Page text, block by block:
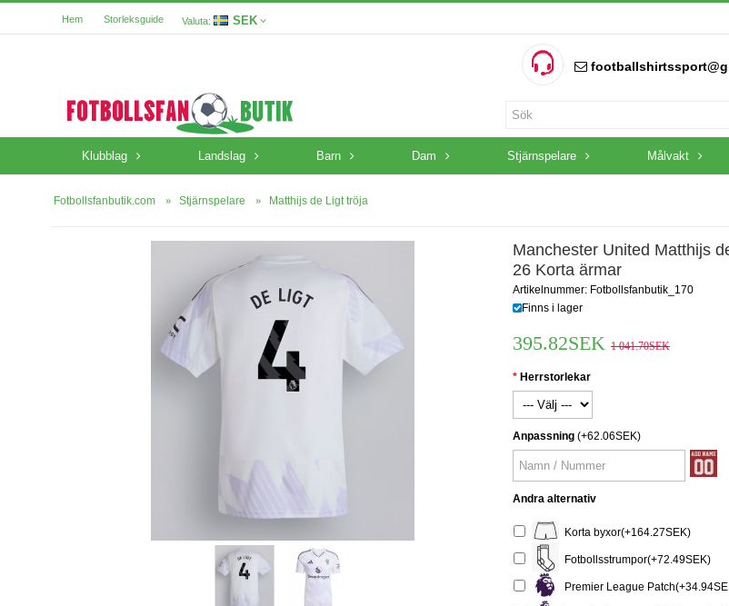
Hem Storleksguide Valuta: SEK
Klubblag Landslag Barn Dam Stjärnspelare Målvakt
Fotbollsfanbutik.com Stjärnspelare Matthijs de Ligt tröja
Manchester United Matthijs
26 Korta ärmar
Artikelnummer: Fotbollsfanbutik_170
Finns i lager
395.82SEK 1 041.70SEK
Herrstorlekar
Anpassning (+62.06SEK)
Andra alternativ
Korta byxor(+164.27SEK)
Fotbollsstrumpor(+72.49SEK)
Premier League